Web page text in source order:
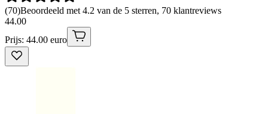
(70)Beoordeeld met 4.2 van de 5 sterren, 70 klantreviews
44.00
Prijs: 44.00 euro